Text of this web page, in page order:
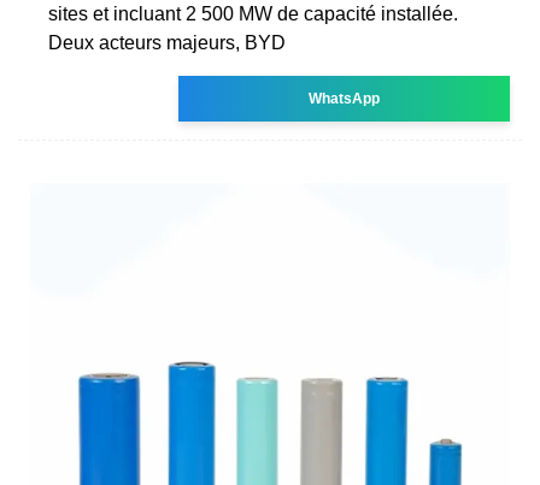
sites et incluant 2 500 MW de capacité installée.
Deux acteurs majeurs, BYD
WhatsApp